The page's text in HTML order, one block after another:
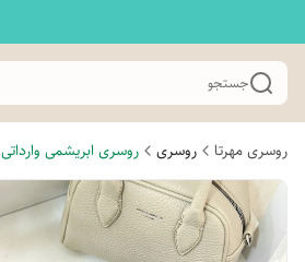
جستجو
روسری مهرتا روسری روسری ابریشمی وارداتی